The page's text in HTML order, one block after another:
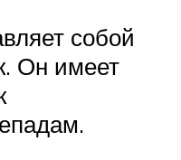
собой
Он имеет